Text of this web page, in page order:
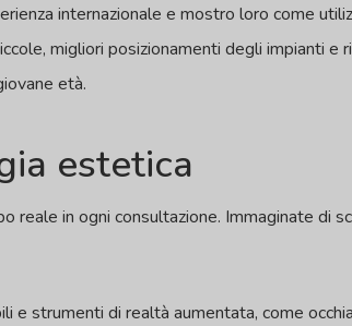
internazionale e mostro loro come
migliori posizionamenti degli impianti e
età.
estetica
reale in ogni consultazione. Immaginate di
e strumenti di realtà aumentata, come